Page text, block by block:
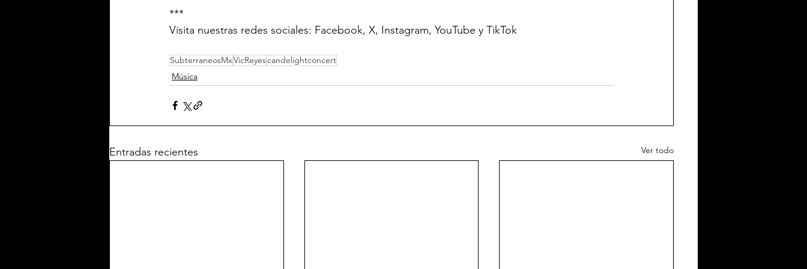
***
Visita nuestras redes sociales: Facebook, X, Instagram, YouTube y TikTok
SubterraneosMxVicReyescandelightconcert
Música
Entradas recientes Ver todo